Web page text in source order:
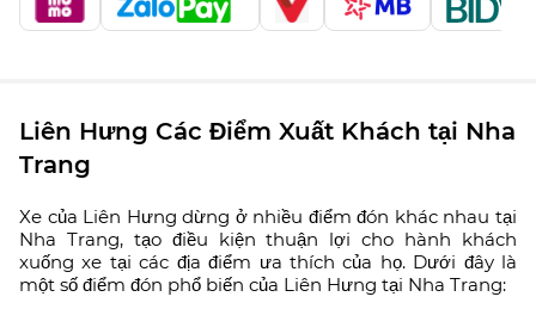
Liên Hưng Các Điểm Xuất Khách tại Nha
Trang
Xe của Liên Hưng dừng ở nhiều điểm đón khác nhau tại
Nha Trang, tạo điều kiện thuận lợi cho hành khách
xuống xe tại các địa điểm ưa thích của họ. Dưới đây là
một số điểm đón phổ biến của Liên Hưng tại Nha Trang: